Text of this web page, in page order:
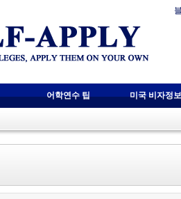
어학연수 팁 미국 비자정보